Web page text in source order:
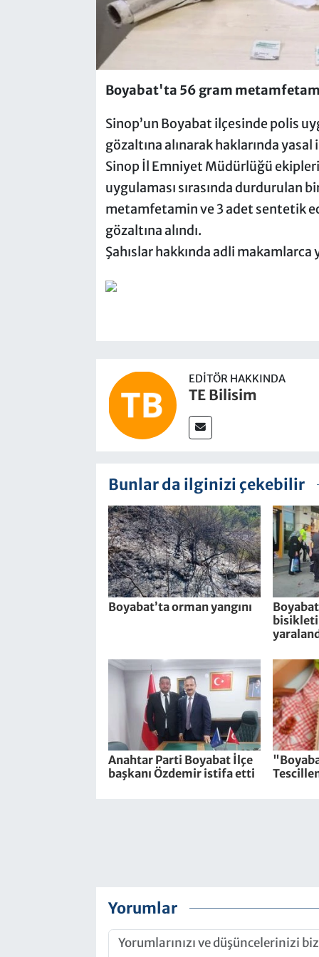
Boyabat'ta 56 gram
Sinop’un Boyabat ilçesinde polis
gözaltına alınarak haklarında yasal
Sinop İl Emniyet Müdürlüğü
uygulaması sırasında durdurulan
metamfetamin ve 3 adet sentetik
gözaltına alındı.
Şahıslar hakkında adli makamlarca
EDITÖR HAKKINDA
TE Bilisim
Bunlar da ilginizi çekebilir
Boyabat’ta orman yangını
Anahtar Parti Boyabat İlçe
başkanı Özdemir istifa etti
Yorumlar